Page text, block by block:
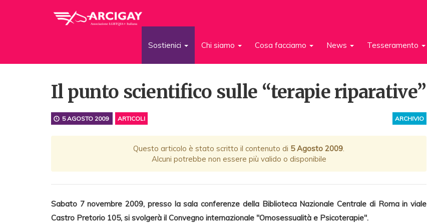
Sostienici Chi siamo Cosa facciamo News Tesseramento
Il punto scientifico sulle “terapie riparative”
ARCHIVIO
5 AGOSTO 2009 ARTICOLI
Questo articolo è stato scritto il contenuto di 5 Agosto 2009.
Alcuni potrebbe non essere più valido o disponibile
Sabato 7 novembre 2009, presso la sala conferenze della Biblioteca Nazionale Centrale di Roma in viale
Castro Pretorio 105, si svolgerà il Convegno internazionale "Omosessualità e Psicoterapie".